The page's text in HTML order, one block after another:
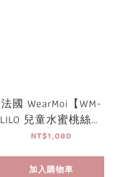
法國 WearMoi【WM-
LILO 兒童水蜜桃絲布
料繫帶外套】
NT$1,080
加入購物車